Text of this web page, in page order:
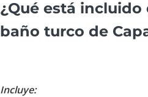
¿Qué está
baño turco de
Incluye: